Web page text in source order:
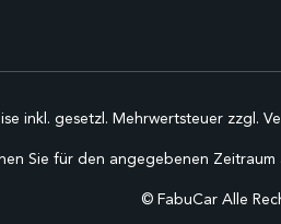
inkl. gesetzl. Mehrwertsteuer zzgl.
Sie für den angegebenen
© FabuCar Alle